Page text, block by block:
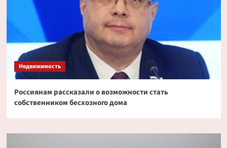
Недвижимость
Россиянам рассказали о возможности стать
собственником бесхозного дома